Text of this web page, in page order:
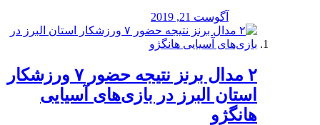
آگوست 21, 2019
۲ مدال برنز نتیجه حضور ۷ ورزشکار
استان البرز در بازی‌های آسیایی
هانگژو